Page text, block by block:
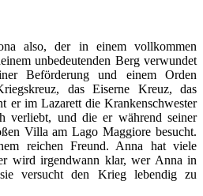
also, der in einem vollkommen
unbedeutenden Berg verwundet
Beförderung und einem Orden
das Eiserne Kreuz, das
im Lazarett die Krankenschwester
verliebt, und die er während seiner
Villa am Lago Maggiore besucht.
reichen Freund. Anna hat viele
wird irgendwann klar, wer Anna in
versucht den Krieg lebendig zu